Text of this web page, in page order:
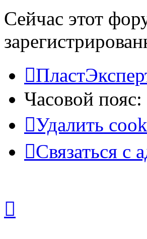
Сейчас этот
Часовой пояс:
Удалить
Связаться с